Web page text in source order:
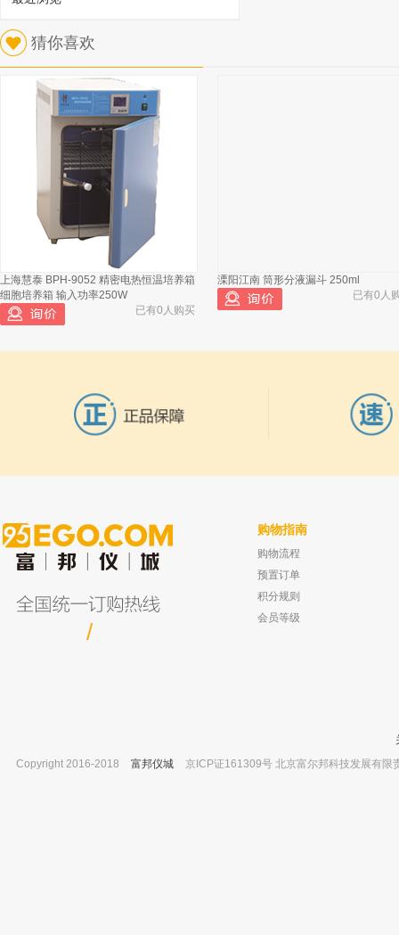
德国Petrotest ADU 4+自动馏程仪器 GAS
DAMPER回收室支撑
已有520人浏览
2
德国Petrotest ADU 4+自动馏程仪器 备
用加热器 600W 115-230V 带皮托管和
温度
猜你喜欢
上海慧泰 BPH-9052 精密电热恒温培养箱
细胞培养箱 输入功率250W
已有0人购买
溧阳江南 筒形分液漏斗 250ml
已有0人
上海雷磁 6103开放式pH复合电极
已有0人购买
坛墨质检 正戊烷-GCS,试剂 ≥99% 5ml
/
购物指南
购物流程
预置订单
积分规则
会员等级
Copyright 2016-2018
富邦仪城 京ICP证161309号 北京富尔邦科技发展有